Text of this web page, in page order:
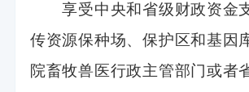
享受中央和省级财政资金
传资源保种场、保护区和基因
院畜牧兽医行政主管部门或者